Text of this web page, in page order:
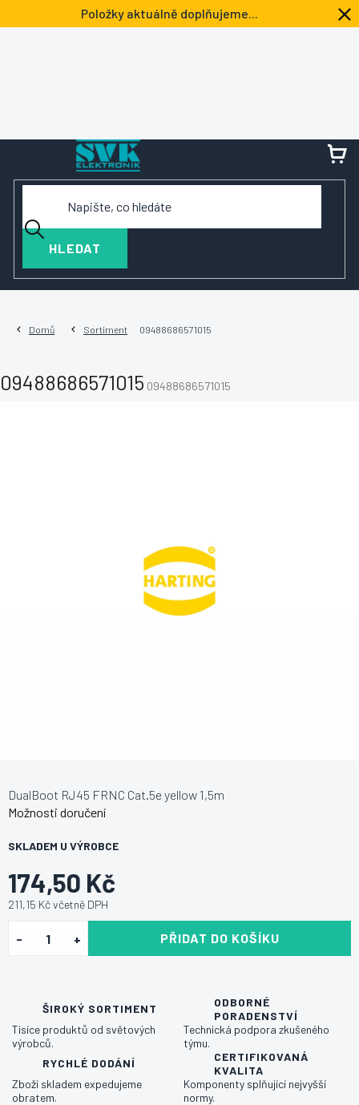
na
Položky aktuálně doplňujeme...
HLEDAT
Domů Sortiment 09488686571015
09488686571015 09488686571015
174,50 Kč
211,15 Kč včetně DPH
SKLADEM U VÝROBCE
Možnosti doručení
PŘIDAT DO KOŠÍKU
DualBoot RJ45 FRNC Cat.5e yellow 1,5m
ŠIROKÝ SORTIMENT
Tisíce produktů od světových
výrobců.
ODBORNÉ
PORADENSTVÍ
Technická podpora zkušeného
týmu.
RYCHLÉ DODÁNÍ
Zboží skladem expedujeme
obratem.
CERTIFIKOVANÁ
KVALITA
Komponenty splňující nejvyšší
normy.